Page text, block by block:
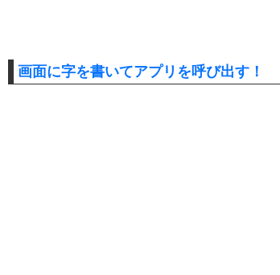
画面に字を書いてアプリを呼び出す！